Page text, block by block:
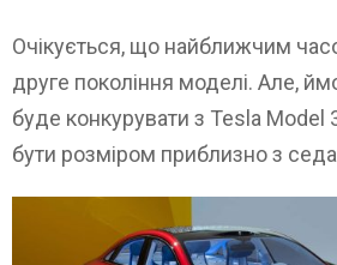
Очікується, що найближчим
друге покоління моделі. Але,
буде конкурувати з Tesla Model
бути розміром приблизно з